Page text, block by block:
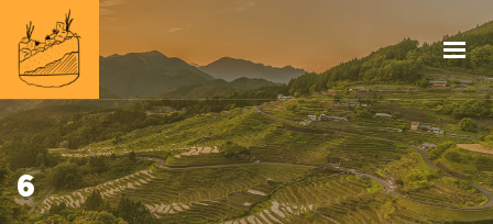
HOME
INFOS
PROJEKTE
IMPRESSUM
6